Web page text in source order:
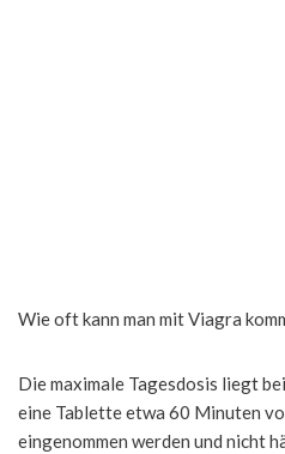
Wie oft kann man mit Viagra
Die maximale Tagesdosis liegt
eine Tablette etwa 60 Minuten
eingenommen werden und nicht